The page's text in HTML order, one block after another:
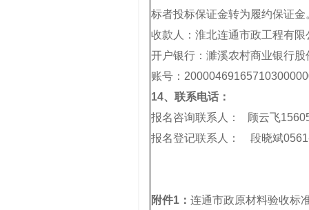
标者投标保证金转为履约保证金
收款人：淮北连通市政工程有限
开户银行：濉溪农村商业银行
账号：
14、 联系电话：
报名咨询联系人： 顾云飞
报名登记联系人： 段晓斌
附件1： 连通市政原材料验收标